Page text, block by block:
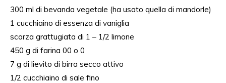
300 ml di bevanda vegetale (ha usato quella di mandorle)
1 cucchiaino di essenza di vaniglia
scorza grattugiata di 1 – 1/2 limone
450 g di farina 00 o 0
7 g di lievito di birra secco attivo
1/2 cucchiaino di sale fino